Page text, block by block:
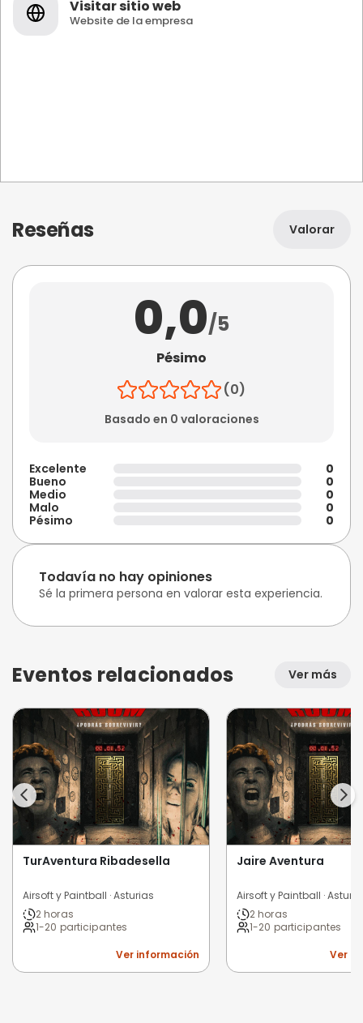
Visitar sitio web
Website de la empresa
Reseñas Valorar
0,0/5
Pésimo
(0)
Basado en 0 valoraciones
Excelente
0
Bueno
0
Medio
0
Malo
0
Pésimo
0
Todavía no hay opiniones
Sé la primera persona en valorar esta experiencia.
Eventos relacionados Ver más
TurAventura Ribadesella
Airsoft y Paintball · Asturias
2 horas
1-20 participantes
Ver información
Jaire Aventura
Airsoft y Paintball ·
2 horas
1-20 participantes
Ver